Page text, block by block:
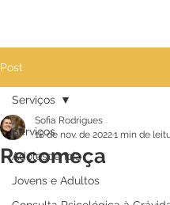
Post
Serviços
Adolescência
Jovens e Adultos
Serviços
Recomeça
Sofia Rodrigues
18 de nov. de 20221 min de